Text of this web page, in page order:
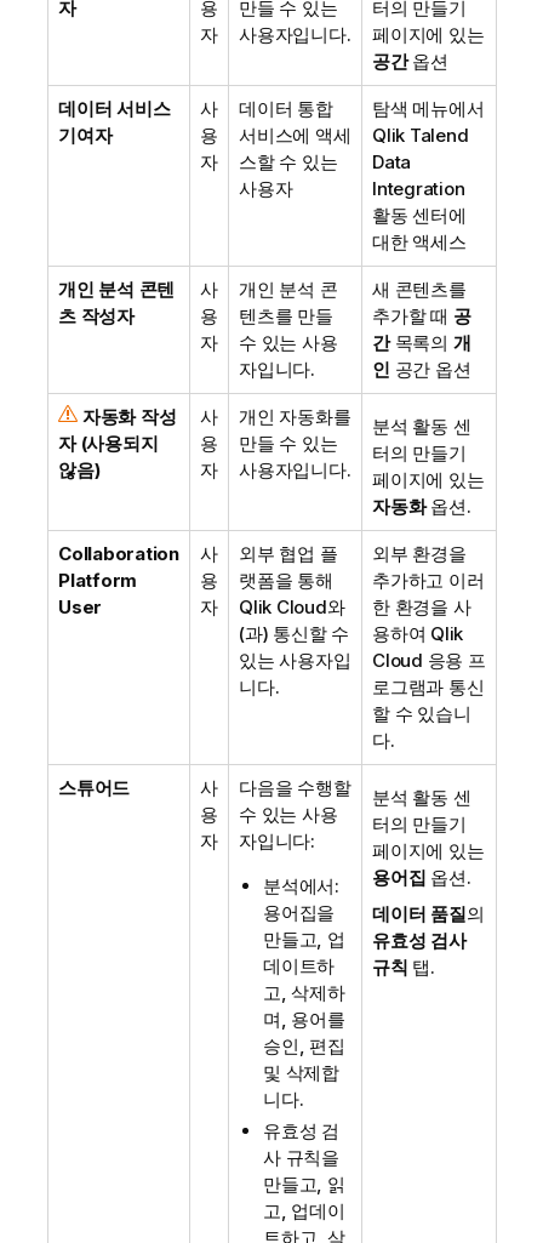
자
용
자
만들 수 있는
사용자입니다.
터의 만들기
페이지에 있는
공간옵션
데이터 서비스
기여자
사
용
자
데이터 통합
서비스에 액세
스할 수 있는
사용자
탐색 메뉴에서
Qlik Talend
Data
Integration
활동 센터에
대한 액세스
개인 분석 콘텐
츠 작성자
사
용
자
개인 분석 콘
텐츠를 만들
수 있는 사용
자입니다.
새 콘텐츠를
추가할 때 공
간목록의 개
인 공간 옵션
자동화 작성
자 (사용되지
않음)
사
용
자
개인 자동화를
만들 수 있는
사용자입니다.
분석 활동 센
터의 만들기
페이지에 있는
자동화옵션.
Collaboration
Platform
User
사
용
자
외부 협업 플
랫폼을 통해
Qlik Cloud와
(과) 통신할 수
있는 사용자입
니다.
외부 환경을
추가하고 이러
한 환경을 사
용하여 Qlik
Cloud 응용 프
로그램과 통신
할 수 있습니
다.
스튜어드
사
용
자
다음을 수행할
수 있는 사용
자입니다:
분석에서:
용어집을
만들고, 업
데이트하
고, 삭제하
며, 용어를
승인, 편집
및 삭제합
니다.
유효성 검
사 규칙을
만들고, 읽
고, 업데이
트하고, 삭
분석 활동 센
터의 만들기
페이지에 있는
용어집 옵션.
데이터 품질의
유효성 검사
규칙 탭.